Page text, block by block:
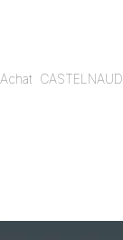
Achat